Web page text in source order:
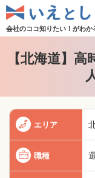
会社のココ知りたい！がわか
【北海道】
エリア
職種